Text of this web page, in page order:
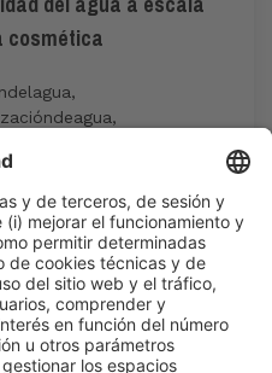
cosmética
,
,
Industry Showcase
durante la